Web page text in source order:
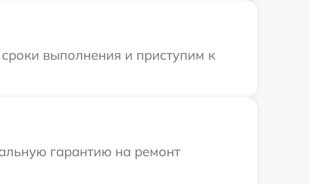
выполнения и приступим к
гарантию на ремонт